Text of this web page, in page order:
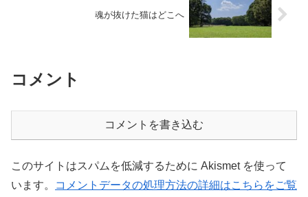
魂が抜けた猫はどこへ
コメント
コメントを書き込む
このサイトはスパムを低減するために Akismet を使って
います。
コメントデータの処理方法の詳細はこちらをご覧